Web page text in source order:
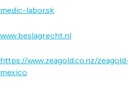
medic-labor.sk
www.beslagrecht.nl
https://www.zeagold.co.nz/
mexico